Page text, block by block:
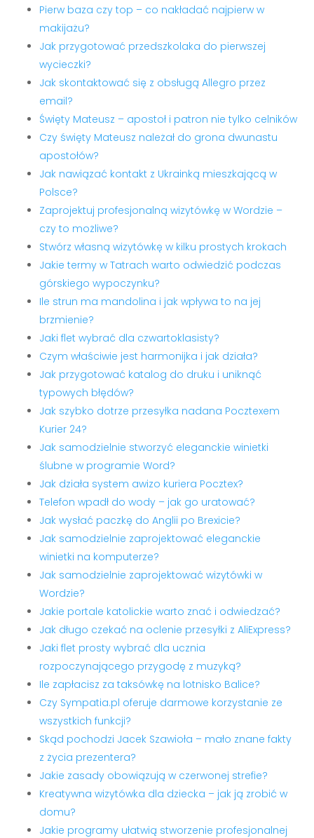
Pierw baza czy top – co nakładać najpierw w
makijażu?
Jak przygotować przedszkolaka do pierwszej
wycieczki?
Jak skontaktować się z obsługą Allegro przez
email?
Święty Mateusz – apostoł i patron nie tylko celników
Czy święty Mateusz należał do grona dwunastu
apostołów?
Jak nawiązać kontakt z Ukrainką mieszkającą w
Polsce?
Zaprojektuj profesjonalną wizytówkę w Wordzie –
czy to możliwe?
Stwórz własną wizytówkę w kilku prostych krokach
Jakie termy w Tatrach warto odwiedzić podczas
górskiego wypoczynku?
Ile strun ma mandolina i jak wpływa to na jej
brzmienie?
Jaki flet wybrać dla czwartoklasisty?
Czym właściwie jest harmonijka i jak działa?
Jak przygotować katalog do druku i uniknąć
typowych błędów?
Jak szybko dotrze przesyłka nadana Pocztexem
Kurier 24?
Jak samodzielnie stworzyć eleganckie winietki
ślubne w programie Word?
Jak działa system awizo kuriera Pocztex?
Telefon wpadł do wody – jak go uratować?
Jak wysłać paczkę do Anglii po Brexicie?
Jak samodzielnie zaprojektować eleganckie
winietki na komputerze?
Jak samodzielnie zaprojektować wizytówki w
Wordzie?
Jakie portale katolickie warto znać i odwiedzać?
Jak długo czekać na oclenie przesyłki z AliExpress?
Jaki flet prosty wybrać dla ucznia
rozpoczynającego przygodę z muzyką?
Ile zapłacisz za taksówkę na lotnisko Balice?
Czy Sympatia.pl oferuje darmowe korzystanie ze
wszystkich funkcji?
Skąd pochodzi Jacek Szawioła – mało znane fakty
z życia prezentera?
Jakie zasady obowiązują w czerwonej strefie?
Kreatywna wizytówka dla dziecka – jak ją zrobić w
domu?
Jakie programy ułatwią stworzenie profesjonalnej